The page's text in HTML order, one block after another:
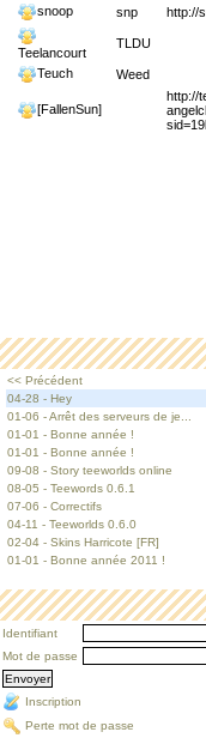
<< Précédent
04-28 - Hey
01-06 - Arrêt des serveurs de je...
01-01 - Bonne année !
01-01 - Bonne année !
09-08 - Story teeworlds online
08-05 - Teewords 0.6.1
07-06 - Correctifs
04-11 - Teeworlds 0.6.0
02-04 - Skins Harricote [FR]
01-01 - Bonne année 2011 !
Identifiant
Mot de passe
Inscription
Perte mot de passe
snoop snp http://
Teelancourt
TLDU
Teuch Weed
[FallenSun]
http://